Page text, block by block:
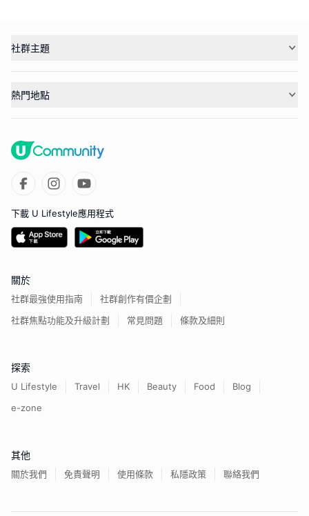
社群主題
熱門地點
下載 U Lifestyle應用程式
關於
社群最強使用指南
社群創作有價企劃
社群焦點功能及升級計劃
常見問題 條款及細則
探索
U Lifestyle Travel HK Beauty Food
Blog
e-zone
其他
關於我們 免責聲明 使用條款 私隱政策 聯絡我們